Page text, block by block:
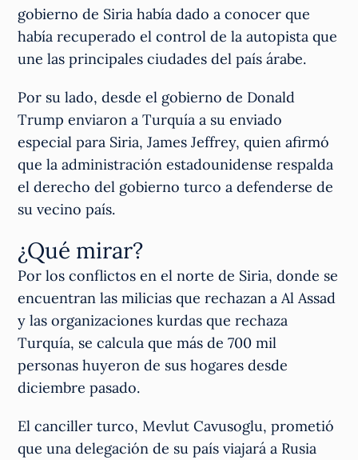
gobierno de Siria había dado a conocer que
había recuperado el control de la autopista que
une las principales ciudades del país árabe.
Por su lado, desde el gobierno de Donald
Trump enviaron a Turquía a su enviado
especial para Siria, James Jeffrey, quien afirmó
que la administración estadounidense respalda
el derecho del gobierno turco a defenderse de
su vecino país.
¿Qué mirar?
Por los conflictos en el norte de Siria, donde se
encuentran las milicias que rechazan a Al Assad
y las organizaciones kurdas que rechaza
Turquía, se calcula que más de 700 mil
personas huyeron de sus hogares desde
diciembre pasado.
El canciller turco, Mevlut Cavusoglu, prometió
que una delegación de su país viajará a Rusia